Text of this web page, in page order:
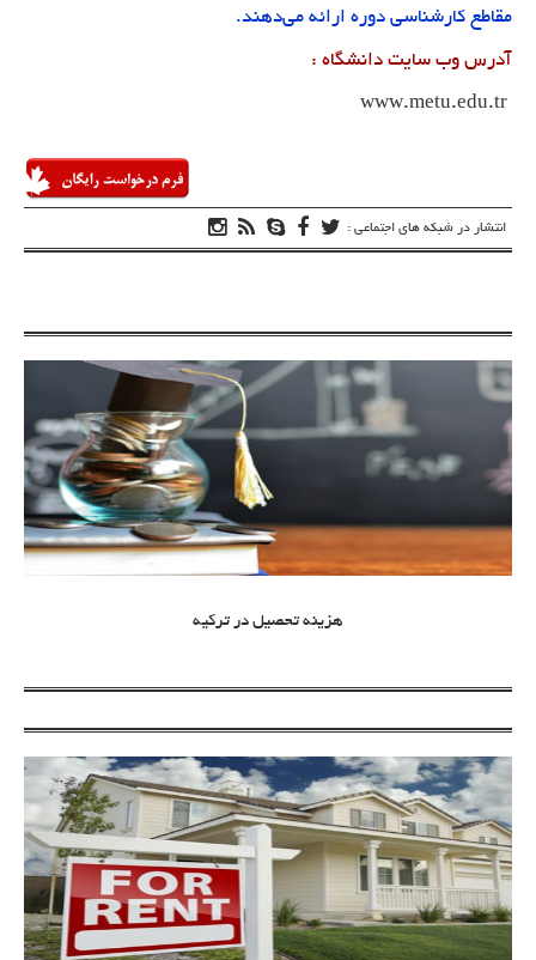
مقاطع کارشناسی دوره ارائه می‌دهند.
آدرس وب سایت دانشگاه :
www.metu.edu.tr
انتشار در شبکه های اجتماعی :
هزینه تحصیل در ترکیه